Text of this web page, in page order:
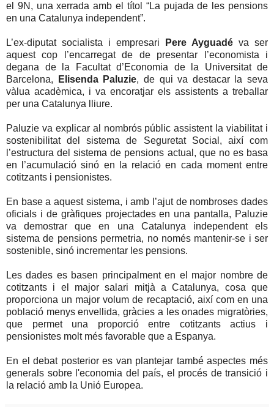
el 9N, una xerrada amb el títol “La pujada de les pensions
en una Catalunya independent”.
L’ex-diputat socialista i empresari Pere Ayguadé va ser
aquest cop l’encarregat de de presentar l’economista i
degana de la Facultat d’Economia de la Universitat de
Barcelona, Elisenda Paluzie, de qui va destacar la seva
vàlua acadèmica, i va encoratjar els assistents a treballar
per una Catalunya lliure.
Paluzie va explicar al nombrós públic assistent la viabilitat i
sostenibilitat del sistema de Seguretat Social, així com
l’estructura del sistema de pensions actual, que no es basa
en l’acumulació sinó en la relació en cada moment entre
cotitzants i pensionistes.
En base a aquest sistema, i amb l’ajut de nombroses dades
oficials i de gràfiques projectades en una pantalla, Paluzie
va demostrar que en una Catalunya independent els
sistema de pensions permetria, no només mantenir-se i ser
sostenible, sinó incrementar les pensions.
Les dades es basen principalment en el major nombre de
cotitzants i el major salari mitjà a Catalunya, cosa que
proporciona un major volum de recaptació, així com en una
població menys envellida, gràcies a les onades migratòries,
que permet una proporció entre cotitzants actius i
pensionistes molt més favorable que a Espanya.
En el debat posterior es van plantejar també aspectes més
generals sobre l'economia del país, el procés de transició i
la relació amb la Unió Europea.